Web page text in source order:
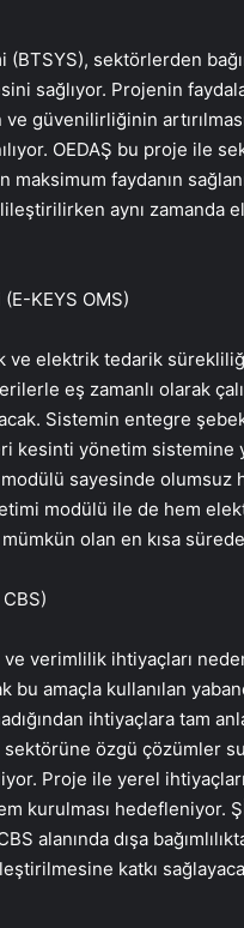
sektörlerden
sağlıyor. Projenin
ve güvenilirliğinin
OEDAŞ bu proje ile
faydanın
aynı zamanda
KEYS OMS)
ve elektrik tedarik
eş zamanlı olarak
Sistemin entegre
kesinti yönetim sistemine
sayesinde olumsuz
modülü ile de hem
olan en kısa
ve verimlilik ihtiyaçları
amaçla kullanılan
ihtiyaçlara tam
sektörüne özgü çözümler
Proje ile yerel ihtiyaçları
hedefleniyor.
alanında dışa
katkı